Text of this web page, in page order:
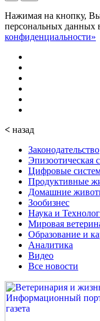
Нажимая на кнопку, Вы
персональных данных
конфиденциальности»
< назад
Законодательство
Эпизоотическая
Цифровые
Продуктивные
Домашние
Зообизнес
Наука и
Мировая
Образование и
Аналитика
Видео
Все новости